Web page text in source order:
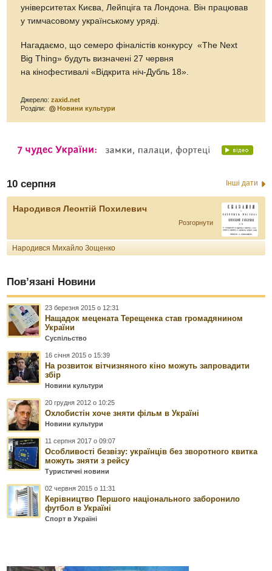
університетах Києва, Лейпціга та Лондона. Він працював
у тимчасовому українському уряді.
Нагадаємо, що семеро фіналістів конкурсу «The Next
Big Thing» будуть визначені 27 червня
на кінофестивалі «Відкрита ніч-Дубль 18».
Джерело:zaxid.net
Розділи:
Новини культури
10 серпня Інші дати
Народився Леонтій Похилевич
Розгорнути
Народився Михайло Зощенко
Пов’язані Новини
23 березня 2015 о 12:31
Нащадок мецената Терещенка став громадянином
України
Суспільство
16 січня 2015 о 15:39
На розвиток вітчизняного кіно можуть запровадити
збір
Новини культури
20 грудня 2012 о 10:25
Охлобистін хоче зняти фільм в Україні
Новини культури
11 серпня 2017 о 09:07
Особливості безвізу: українців без зворотного квитка
можуть зняти з рейсу
Туристичні новини
02 червня 2015 о 11:31
Керівництво Першого національного заборонило
футбол в Україні
Спорт в Україні